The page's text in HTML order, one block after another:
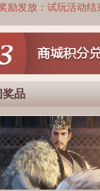
励发放：试玩活动
奖品